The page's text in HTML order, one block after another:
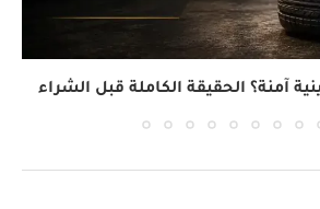
آمنة؟ الحقيقة الكاملة قبل الشراء